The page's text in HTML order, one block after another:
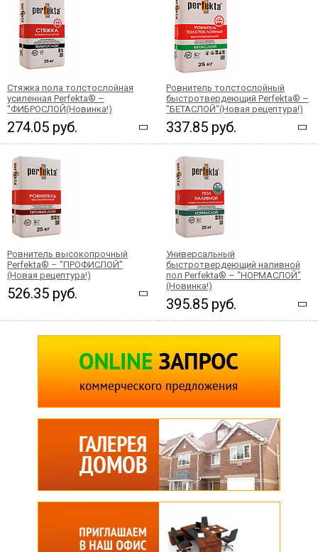
Стяжка пола толстослойная
усиленная Perfekta® –
"ФИБРОСЛОЙ(Новинка!)
274.05 руб.
Ровнитель толстослойный
быстротвердеющий Perfekta® –
"БЕТАСЛОЙ"(Новая рецептура!)
337.85 руб.
Ровнитель высокопрочный
Perfekta® – "ПРОФИСЛОЙ"
(Новая рецептура!)
526.35 руб.
Универсальный
быстротвердеющий наливной
пол Perfekta® – "НОРМАСЛОЙ"
(Новинка!)
395.85 руб.